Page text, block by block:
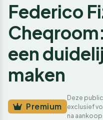
Federico
een
maken
Premium
Deze
exclusief
na aankoop.